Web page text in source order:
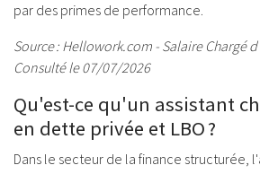
par des primes de performance.
Source : Hellowork.com - Salaire Chargé
Consulté le 07/07/2026
Qu'est-ce qu'un assistant
en dette privée et LBO ?
Dans le secteur de la finance structurée,